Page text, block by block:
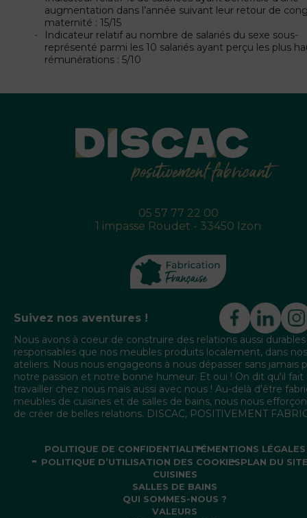
augmentation dans l’année suivant leur retour de
maternité : 15/15
Indicateur relatif au nombre de salariés du sexe sous-
représenté parmi les 10 salariés ayant perçu les plus
rémunérations : 5/10
05 57 77 22 00
1 impasse Roudet - 33450 Izon
Suivez nos aventures !
Nous avons à coeur de construire des relations aussi
responsables que nos meubles produits localement, dans nos
ateliers. Nous nous engageons à nous dépasser sans jamais
notre passion et notre bonne humeur. Et oui ! On dit qu'il fait
travailler chez nous mais aussi avec nous ! Au-delà d'être
meubles de cuisines et de salles de bains, nous nous
de créer de belles relations. DISCAC, POSITIVEMENT
POLITIQUE DE CONFIDENTIALITÉMENTIONS LÉGALES
POLITIQUE D’UTILISATION DES COOKIESPLAN DU
CUISINES
SALLES DE BAINS
QUI SOMMES-NOUS ?
VALEURS